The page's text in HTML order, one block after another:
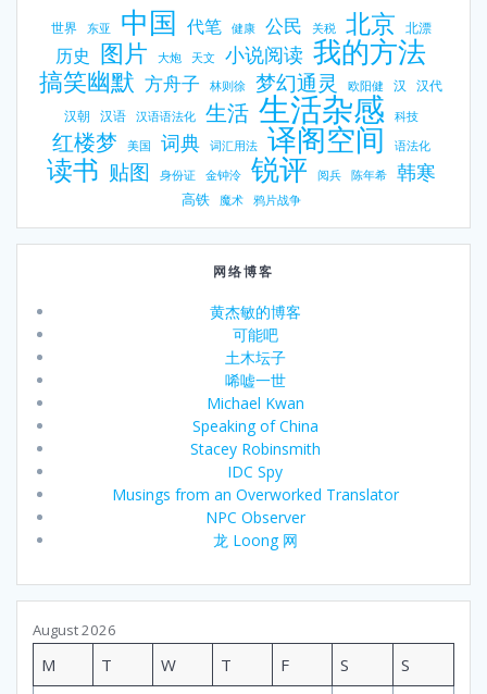
世界 东亚 中国 代笔 健康 公民 关税 北京 北漂
历史 图片 大炮 天文 小说阅读 我的方法
搞笑幽默 方舟子 林则徐 梦幻通灵 欧阳健 汉 汉代
汉朝 汉语 汉语语法化 生活 生活杂感 科技
红楼梦 美国 词典 词汇用法 译阁空间 语法化
读书 贴图 身份证 金钟泠 锐评 阅兵 陈年希 韩寒
高铁 魔术 鸦片战争
网络博客
黄杰敏的博客
可能吧
土木坛子
唏嘘一世
Michael Kwan
Speaking of China
Stacey Robinsmith
IDC Spy
Musings from an Overworked Translator
NPC Observer
龙 Loong 网
August 2026
M T W T F S
S